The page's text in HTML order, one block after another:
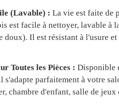
(Lavable) : La vie est faite de
est facile à nettoyer, lavable à
doux). Il est résistant à l'usure et
Toutes les Pièces : Disponible
s'adapte parfaitement à votre
chambre d'enfant, salle de jeux